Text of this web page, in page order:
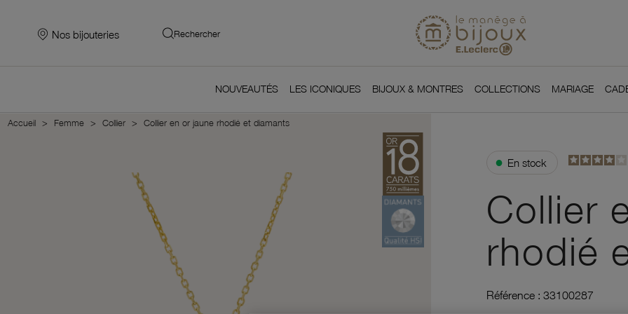
Nos bijouteries Rechercher
NOUVEAUTÉS LES ICONIQUES BIJOUX & MONTRES COLLECTIONS MARIAGE
Accueil Femme Collier Collier en or jaune rhodié et diamants
● En stock
Collier
rhodié
Référence : 33100287